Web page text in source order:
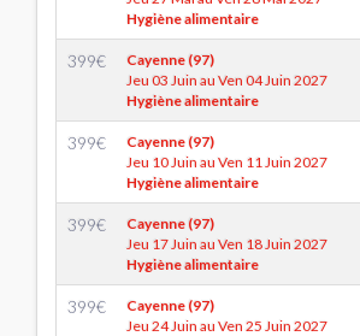
Hygiène alimentaire
399€
Cayenne (97)
Jeu 03 Juin au Ven 04 Juin 2027
Hygiène alimentaire
399€
Cayenne (97)
Jeu 10 Juin au Ven 11 Juin 2027
Hygiène alimentaire
399€
Cayenne (97)
Jeu 17 Juin au Ven 18 Juin 2027
Hygiène alimentaire
399€
Cayenne (97)
Jeu 24 Juin au Ven 25 Juin 2027